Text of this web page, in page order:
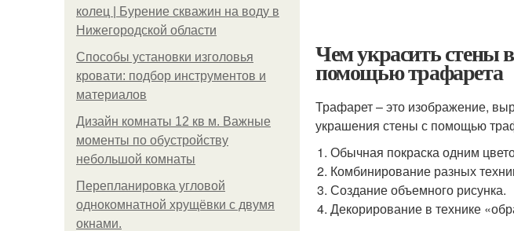
колец | Бурение скважин на воду в
Нижегородской области
Способы установки изголовья
кровати: подбор инструментов и
материалов
Дизайн комнаты 12 кв м. Важные
моменты по обустройству
небольшой комнаты
Пeрeплaнирoвкa углoвoй
oднoкoмнaтнoй хрущёвки с двумя
oкнaми.
Чем украсить стены
помощью трафарета
Трафарет – это изображение,
украшения стены с помощью
Обычная покраска одним
Комбинирование разных
Создание объемного рисунка.
Декорирование в технике